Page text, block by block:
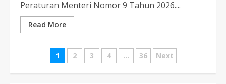
Peraturan Menteri Nomor 9 Tahun 2026....
Read More
Navigasi
pos
1 2 3 4 … 36 Next